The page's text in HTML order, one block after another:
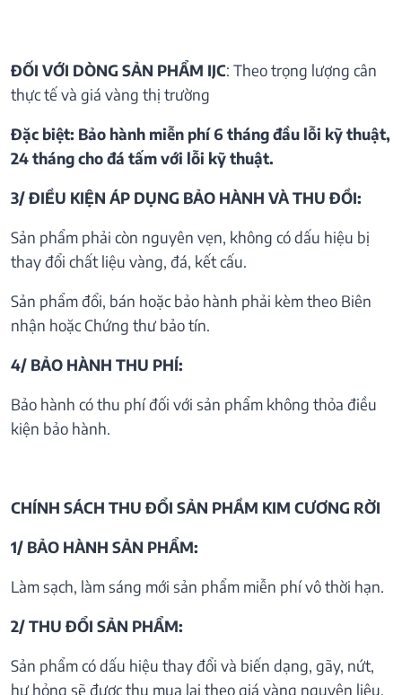
ĐỐI VỚI DÒNG SẢN PHẨM IJC: Theo trọng lượng cân
thực tế và giá vàng thị trường
Đặc biệt: Bảo hành miễn phí 6 tháng đầu lỗi kỹ thuật,
24 tháng cho đá tấm với lỗi kỹ thuật.
3/ ĐIỀU KIỆN ÁP DỤNG BẢO HÀNH VÀ THU ĐỒI:
Sản phẩm phải còn nguyên vẹn, không có dấu hiệu bị
thay đổi chất liệu vàng, đá, kết cấu.
Sản phẩm đổi, bán hoặc bảo hành phải kèm theo Biên
nhận hoặc Chứng thư bảo tín.
4/ BẢO HÀNH THU PHÍ:
Bảo hành có thu phí đối với sản phẩm không thỏa điều
kiện bảo hành.
CHÍNH SÁCH THU ĐỔI SẢN PHẦM KIM CƯƠNG RỜI
1/ BẢO HÀNH SẢN PHẨM:
Làm sạch, làm sáng mới sản phẩm miễn phí vô thời hạn.
2/ THU ĐỔI SẢN PHẨM:
Sản phẩm có dấu hiệu thay đổi và biến dạng, gãy, nứt,
hư hỏng sẽ được thu mua lại theo giá vàng nguyên liệu.